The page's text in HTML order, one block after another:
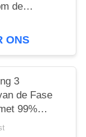
de
ONS
3
de Fase
99%
GPRS